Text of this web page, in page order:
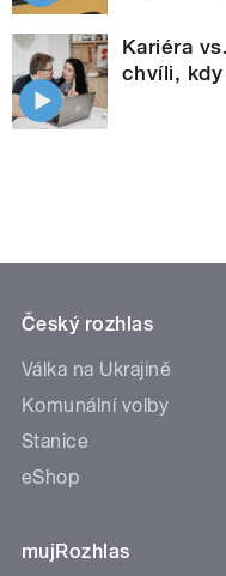
Kariéra
chvíli,
Český rozhlas
Válka na Ukrajině
Komunální volby
Stanice
eShop
mujRozhlas